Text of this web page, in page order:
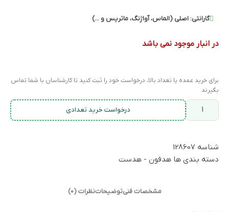
گارانتی: اصلی (الماس، آواژنگ، ماتریس و ...)
در انبار موجود نمی باشد
برای خرید عمده یا تعداد بالا، درخواست خود را ثبت کنید تا کارشناسان با شما تماس
بگیرند
درخواست خرید تعدادی
شناسه 128607
دسته بندی ها هدفون - هدست
مشخصات فنیتوضیحاتنظرات (0)